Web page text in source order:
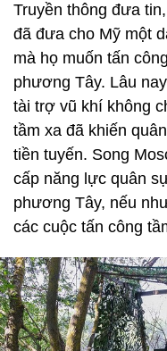
Truyền thông đưa
đã đưa cho Mỹ một
mà họ muốn tấn
phương Tây. Lâu
tài trợ vũ khí không
tầm xa đã khiến
tiền tuyến. Song
cấp năng lực quân
phương Tây, nếu
các cuộc tấn công